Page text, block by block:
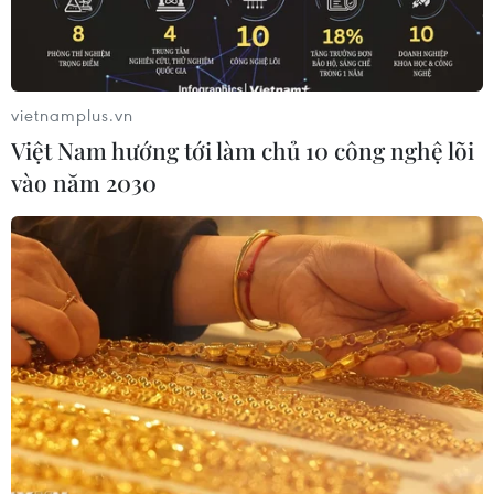
Mưa giông diện rộng trên địa bàn Hà Nội vào tối 9/6. (Ảnh:
Minh Quyết/TTXVN)
Theo Trung tâm Dự báo Khí tượng Thủy văn
Quốc gia, hiện không khí lạnh đã ảnh hưởng
vietnamplus.vn
Việt Nam hướng tới làm chủ 10 công nghệ lõi
vào năm 2030